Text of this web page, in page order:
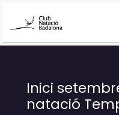
Inici
natació